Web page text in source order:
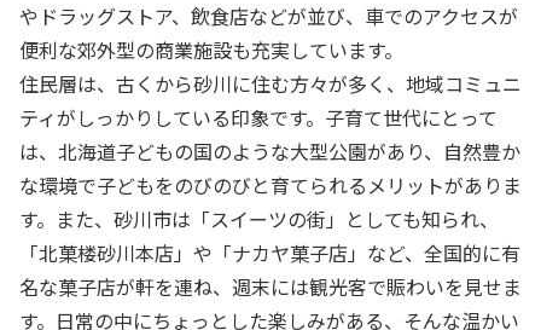
やドラッグストア、飲食店などが並び、車でのアクセスが
便利な郊外型の商業施設も充実しています。
住民層は、古くから砂川に住む方々が多く、地域コミュニ
ティがしっかりしている印象です。子育て世代にとって
は、北海道子どもの国のような大型公園があり、自然豊か
な環境で子どもをのびのびと育てられるメリットがありま
す。また、砂川市は「スイーツの街」としても知られ、
「北菓楼砂川本店」や「ナカヤ菓子店」など、全国的に有
名な菓子店が軒を連ね、週末には観光客で賑わいを見せま
す。日常の中にちょっとした楽しみがある、そんな温かい